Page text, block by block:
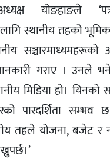
योङहाङले
स्थानीय तहको
गराए । उनले
मिडिया हो।
पारदर्शिता सम्भव
तहले योजना, बजेट र